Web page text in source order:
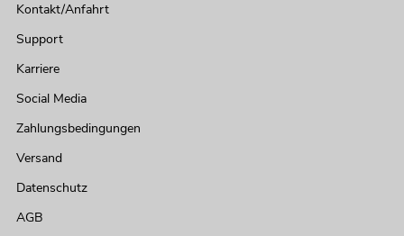
Kontakt/Anfahrt
Support
Karriere
Social Media
Zahlungsbedingungen
Versand
Datenschutz
AGB